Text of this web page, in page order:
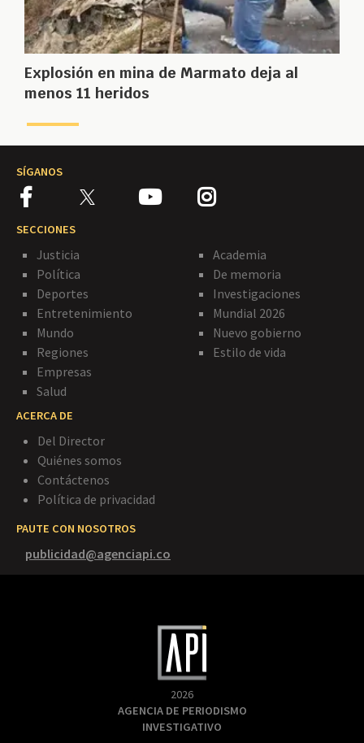
Explosión en mina de Marmato deja al
menos 11 heridos
SÍGANOS
SECCIONES
Justicia
Política
Deportes
Entretenimiento
Mundo
Regiones
Empresas
Salud
Academia
De memoria
Investigaciones
Mundial 2026
Nuevo gobierno
Estilo de vida
ACERCA DE
Del Director
Quiénes somos
Contáctenos
Política de privacidad
PAUTE CON NOSOTROS
publicidad@agenciapi.co
2026
AGENCIA DE PERIODISMO
INVESTIGATIVO